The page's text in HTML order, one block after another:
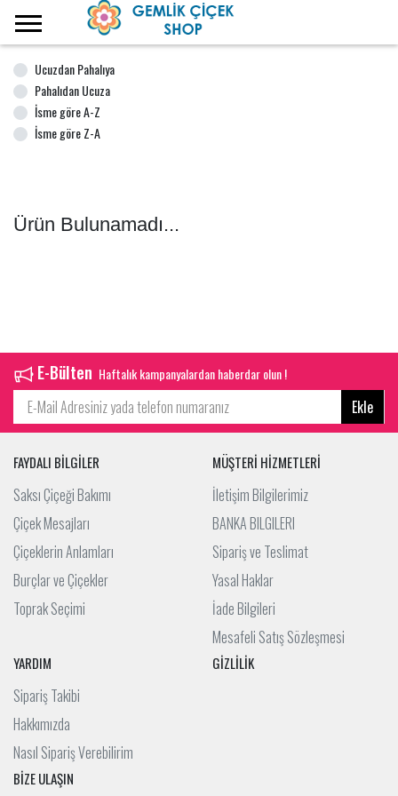
Ucuzdan Pahalıya
Pahalıdan Ucuza
İsme göre A-Z
İsme göre Z-A
Ürün Bulunamadı...
E-Bülten Haftalık kampanyalardan haberdar olun !
Ekle
FAYDALI BİLGİLER
Saksı Çiçeği Bakımı
Çiçek Mesajları
Çiçeklerin Anlamları
Burçlar ve Çiçekler
Toprak Seçimi
MÜŞTERİ HİZMETLERİ
İletişim Bilgilerimiz
BANKA BILGILERI
Sipariş ve Teslimat
Yasal Haklar
İade Bilgileri
Mesafeli Satış Sözleşmesi
YARDIM
Sipariş Takibi
Hakkımızda
Nasıl Sipariş Verebilirim
GİZLİLİK
BİZE ULAŞIN